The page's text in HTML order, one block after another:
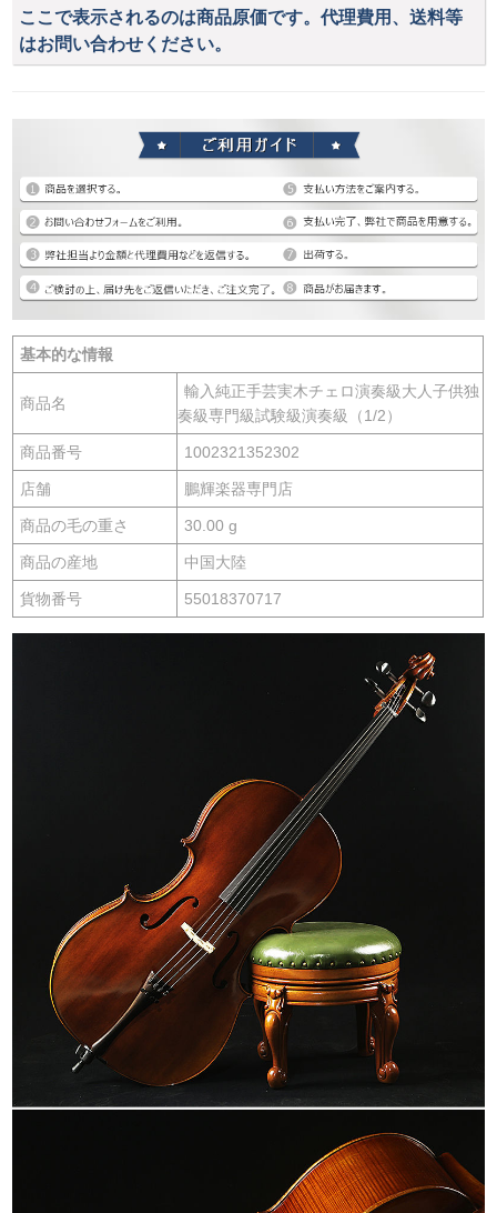
ここで表示されるのは商品原価です。代理費用、送料等
はお問い合わせください。
基本的な情報
商品名
輸入純正手芸実木チェロ演奏級大人子供独
奏級専門級試験級演奏級（1/2）
商品番号 1002321352302
店舗 鵬輝楽器専門店
商品の毛の重さ 30.00 g
商品の産地 中国大陸
貨物番号 55018370717